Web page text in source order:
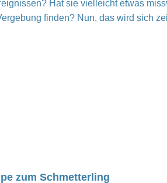
Hat sie vielleicht etwas
finden? Nun, das wird sich
zum Schmetterling